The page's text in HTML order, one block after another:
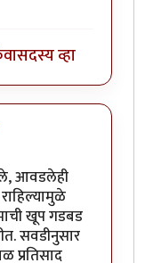
सदस्य व्हा
आवडलेही
खूप गडबड
सवडीनुसार
प्रतिसाद